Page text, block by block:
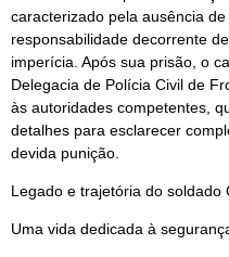
caracterizado pela ausência
responsabilidade decorrente
imperícia. Após sua prisão, o
Delegacia de Polícia Civil de
às autoridades competentes,
detalhes para esclarecer
devida punição.
Legado e trajetória do soldado
Uma vida dedicada à